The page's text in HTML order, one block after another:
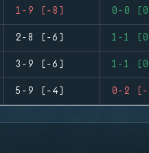
1-9 (-8) 0-0
2-8 (-6) 1-1
3-9 (-6) 1-1
5-9 (-4) 0-2 (-